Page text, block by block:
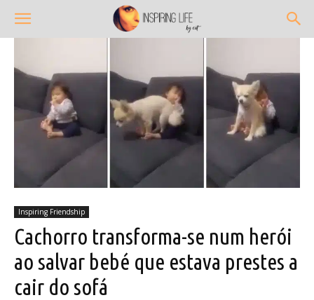
Inspiring Friendship
Cachorro transforma-se num herói
ao salvar bebé que estava prestes a
cair do sofá